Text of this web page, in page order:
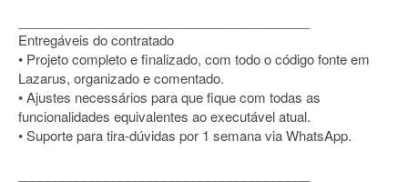
Entregáveis do contratado
• Projeto completo e finalizado, com todo o código fonte em
Lazarus, organizado e comentado.
• Ajustes necessários para que fique com todas as
funcionalidades equivalentes ao executável atual.
• Suporte para tira-dúvidas por 1 semana via WhatsApp.